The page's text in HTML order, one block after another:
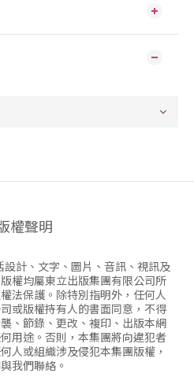
權聲明
計、文字、圖片、音訊、視訊及
權均屬東立出版集團有限公司所
法保護。除特別指明外，任何人
或版權持有人的書面同意，不得
、節錄、更改、複印、出版本網
用途。否則，本集團將向違犯者
人或組織涉及侵犯本集團版權，
我們聯絡。